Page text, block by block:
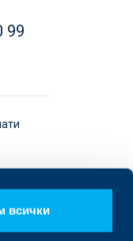
всички
99